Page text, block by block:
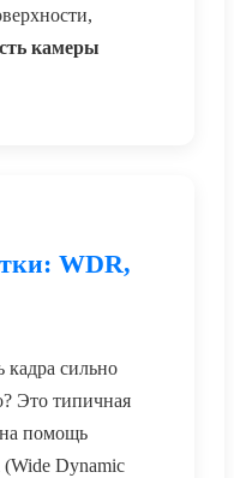
камеры
WDR,
кадра сильно
Это типичная
на помощь
(Wide Dynamic